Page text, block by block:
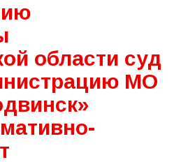
области суд
МО